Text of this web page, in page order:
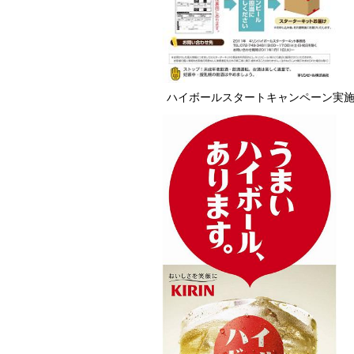
ハイボールスタートキャンペーン実